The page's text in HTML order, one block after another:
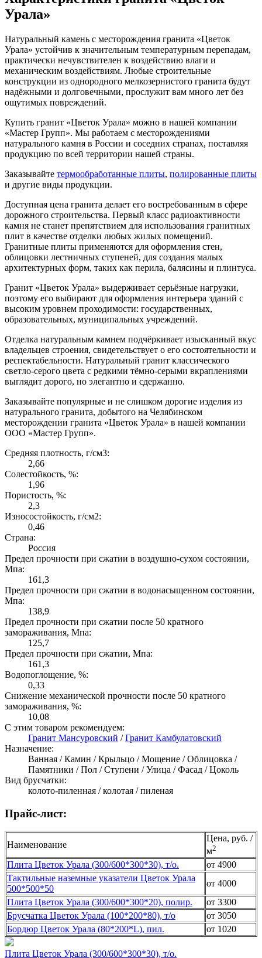
Урала»
Натуральный камень с месторождения гранита «Цветок
Урала» устойчив к значительным температурным перепадам,
практически нечувствителен к воздействию влаги и
механическим воздействиям. Любые строительные
конструкции из однородного мелкозернистого гранита будут
надёжными и долговечными, прослужит вам много лет без
ощутимых повреждений.
Купить гранит «Цветок Урала» можно в нашей компании
«Мастер Групп». Мы работаем с месторождениями
натурального камня в России и соседних странах, поставляя
продукцию по всей территории нашей страны.
Заказывайте термообработанные плиты, полированные плиты
и другие виды продукции.
Доступная цена гранита делает его востребованным в сфере
дорожного строительства. Первый класс радиоактивности
камня не станет препятствием для использования гранитных
плит в качестве отделки любых жилых помещений.
Гранитные плиты применяются для оформления стен,
облицовки лестничных ступеней, для создания малых
архитектурных форм, таких как перила, балясины и плинтуса.
Гранит «Цветок Урала» выдерживает серьёзные нагрузки,
поэтому его выбирают для оформления интерьера зданий с
высоким уровнем проходимости: государственных,
образовательных, муниципальных учреждений.
Отделка натуральным камнем подчёркивает изысканный вкус
владельцев строения, свидетельствует о его состоятельности и
респектабельности. Натуральный гранит классического
светло-серого цвета с редкими тёмно-серыми вкраплениями
выглядит дорого, но элегантно и сдержанно.
Заказывайте популярные и не слишком дорогие изделия из
натурального гранита, добытого на Челябинском
месторождении гранита «Цветок Урала» в нашей компании
ООО «Мастер Групп».
Средняя плотность, г/см3:
2,66
Солестойкость, %:
1,96
Пористость, %:
2,3
Износостойкость, г/см2:
0,46
Страна:
Россия
Предел прочности при сжатии в воздушно-сухом состоянии,
Мпа:
161,3
Предел прочности при сжатии в водонасыщенном состоянии,
Мпа:
138,9
Предел прочности при сжатии после 50 кратного
замораживания, Мпа:
125,7
Предел прочности при сжатии, Мпа:
161,3
Водопоглощение, %:
0,33
Снижение механической прочности после 50 кратного
замораживания, %:
10,08
С этим товаром рекомендуем:
Гранит Мансуровский /Гранит Камбулатовский
Назначение:
Ванная / Камин / Крыльцо / Мощение / Облицовка /
Памятники / Пол / Ступени / Улица / Фасад / Цоколь
Вид брусчатки:
колото-пиленная / колотая / пиленая
Прайс-лист:
Наименование
Цена, руб. /
м2
Плита Цветок Урала (300/600*300*30), т/о.
от 4900
Тактильные наземные указатели Цветок Урала
500*500*50
от 4000
Плита Цветок Урала (300/600*300*20), полир.
от 3300
Брусчатка Цветок Урала (100*200*80), т/о
от 3050
Бордюр Цветок Урала (80*200*L), пил.
от 1020
Плита Цветок Урала (300/600*300*30), т/о.